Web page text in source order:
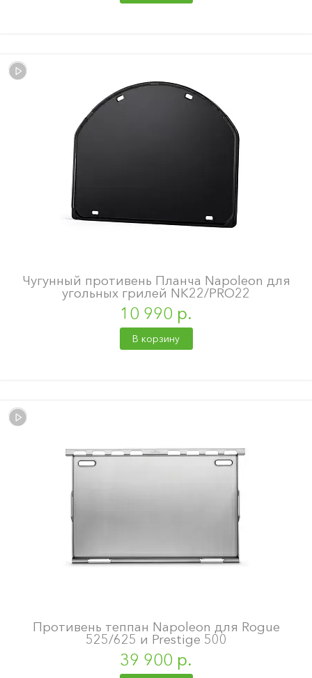
Чугунный противень Планча Napoleon для
угольных грилей NK22/PRO22
10 990 р.
В корзину
Противень теппан Napoleon для Rogue
525/625 и Prestige 500
39 900 р.